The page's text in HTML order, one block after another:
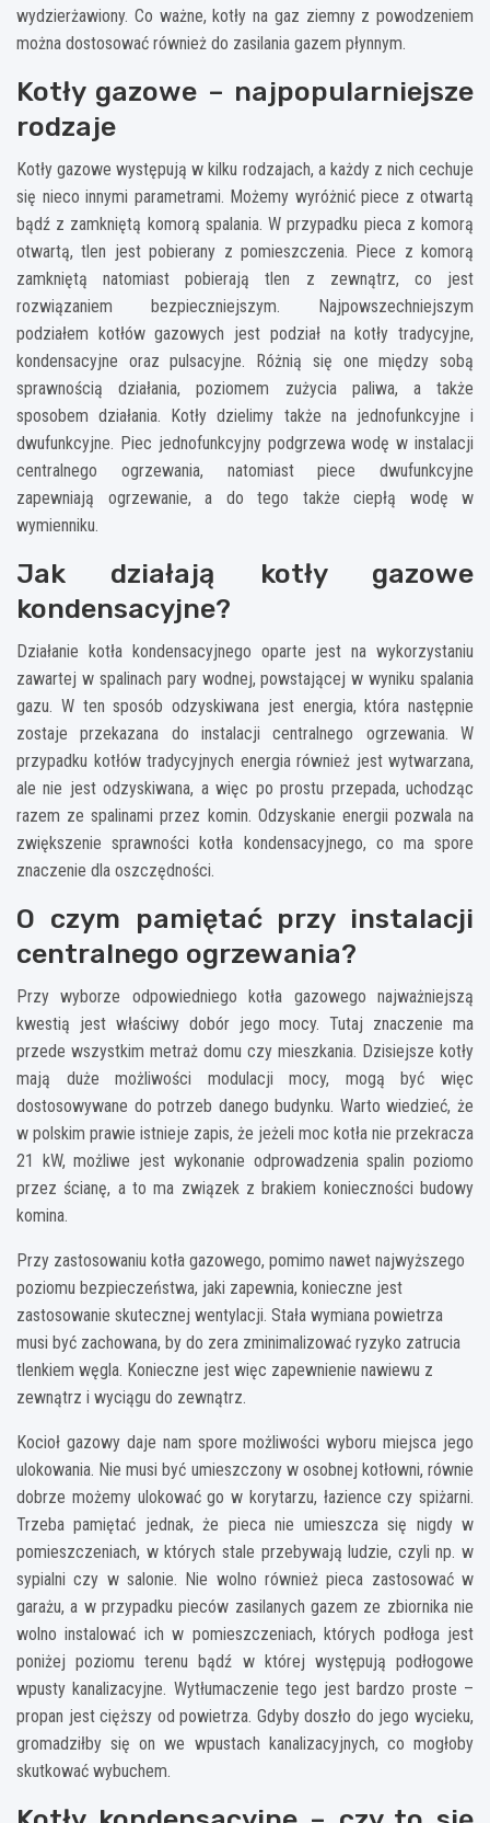
wydzierżawiony. Co ważne, kotły na gaz ziemny z powodzeniem
można dostosować również do zasilania gazem płynnym.
Kotły gazowe – najpopularniejsze
rodzaje
Kotły gazowe występują w kilku rodzajach, a każdy z nich cechuje
się nieco innymi parametrami. Możemy wyróżnić piece z otwartą
bądź z zamkniętą komorą spalania. W przypadku pieca z komorą
otwartą, tlen jest pobierany z pomieszczenia. Piece z komorą
zamkniętą natomiast pobierają tlen z zewnątrz, co jest
rozwiązaniem bezpieczniejszym. Najpowszechniejszym
podziałem kotłów gazowych jest podział na kotły tradycyjne,
kondensacyjne oraz pulsacyjne. Różnią się one między sobą
sprawnością działania, poziomem zużycia paliwa, a także
sposobem działania. Kotły dzielimy także na jednofunkcyjne i
dwufunkcyjne. Piec jednofunkcyjny podgrzewa wodę w instalacji
centralnego ogrzewania, natomiast piece dwufunkcyjne
zapewniają ogrzewanie, a do tego także ciepłą wodę w
wymienniku.
Jak działają kotły gazowe
kondensacyjne?
Działanie kotła kondensacyjnego oparte jest na wykorzystaniu
zawartej w spalinach pary wodnej, powstającej w wyniku spalania
gazu. W ten sposób odzyskiwana jest energia, która następnie
zostaje przekazana do instalacji centralnego ogrzewania. W
przypadku kotłów tradycyjnych energia również jest wytwarzana,
ale nie jest odzyskiwana, a więc po prostu przepada, uchodząc
razem ze spalinami przez komin. Odzyskanie energii pozwala na
zwiększenie sprawności kotła kondensacyjnego, co ma spore
znaczenie dla oszczędności.
O czym pamiętać przy instalacji
centralnego ogrzewania?
Przy wyborze odpowiedniego kotła gazowego najważniejszą
kwestią jest właściwy dobór jego mocy. Tutaj znaczenie ma
przede wszystkim metraż domu czy mieszkania. Dzisiejsze kotły
mają duże możliwości modulacji mocy, mogą być więc
dostosowywane do potrzeb danego budynku. Warto wiedzieć, że
w polskim prawie istnieje zapis, że jeżeli moc kotła nie przekracza
21 kW, możliwe jest wykonanie odprowadzenia spalin poziomo
przez ścianę, a to ma związek z brakiem konieczności budowy
komina.
Przy zastosowaniu kotła gazowego, pomimo nawet najwyższego
poziomu bezpieczeństwa, jaki zapewnia, konieczne jest
zastosowanie skutecznej wentylacji. Stała wymiana powietrza
musi być zachowana, by do zera zminimalizować ryzyko zatrucia
tlenkiem węgla. Konieczne jest więc zapewnienie nawiewu z
zewnątrz i wyciągu do zewnątrz.
Kocioł gazowy daje nam spore możliwości wyboru miejsca jego
ulokowania. Nie musi być umieszczony w osobnej kotłowni, równie
dobrze możemy ulokować go w korytarzu, łazience czy spiżarni.
Trzeba pamiętać jednak, że pieca nie umieszcza się nigdy w
pomieszczeniach, w których stale przebywają ludzie, czyli np. w
sypialni czy w salonie. Nie wolno również pieca zastosować w
garażu, a w przypadku pieców zasilanych gazem ze zbiornika nie
wolno instalować ich w pomieszczeniach, których podłoga jest
poniżej poziomu terenu bądź w której występują podłogowe
wpusty kanalizacyjne. Wytłumaczenie tego jest bardzo proste –
propan jest cięższy od powietrza. Gdyby doszło do jego wycieku,
gromadziłby się on we wpustach kanalizacyjnych, co mogłoby
skutkować wybuchem.